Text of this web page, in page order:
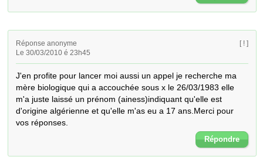
Réponse anonyme
Le 30/03/2010 é 23h45
[ ! ]
J'en profite pour lancer moi aussi un appel je recherche ma
mère biologique qui a accouchée sous x le 26/03/1983 elle
m'a juste laissé un prénom (ainess)indiquant qu'elle est
d'origine algérienne et qu'elle m'as eu a 17 ans.Merci pour
vos réponses.
Répondre